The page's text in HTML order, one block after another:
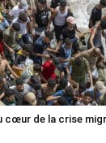
cœur de la crise